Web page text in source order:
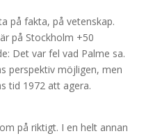
på fakta, på vetenskap.
på Stockholm +50
Det var fel vad Palme sa.
perspektiv möjligen, men
tid 1972 att agera.
på riktigt. I en helt annan